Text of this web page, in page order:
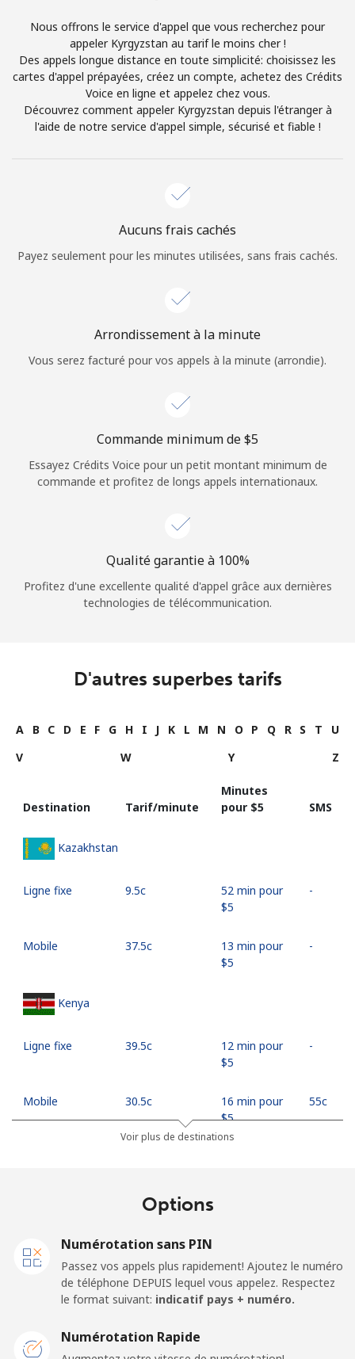
Bonjour!
Identifiez-vous ouINSCRIVEZ-VOUS →
Rappel du mot de passe →
Login
Nous offrons le service d'appel que vous recherchez pour
appeler Kyrgyzstan au tarif le moins cher !
Des appels longue distance en toute simplicité: choisissez les
cartes d'appel prépayées, créez un compte, achetez des Crédits
Voice en ligne et appelez chez vous.
Découvrez comment appeler Kyrgyzstan depuis l'étranger à
l'aide de notre service d'appel simple, sécurisé et fiable !
Aucuns frais cachés
Payez seulement pour les minutes utilisées, sans frais cachés.
Arrondissement à la minute
Vous serez facturé pour vos appels à la minute (arrondie).
Commande minimum de ⁦$5⁩
Essayez Crédits Voice pour un petit montant minimum de
commande et profitez de longs appels internationaux.
Qualité garantie à 100%
Profitez d'une excellente qualité d'appel grâce aux dernières
technologies de télécommunication.
D'autres superbes tarifs
A B C D E F G H I J K L M N O P Q R S T
U
V
W Y Z
Destination Tarif/minute
Minutes
pour ⁦$5⁩
SMS
Kazakhstan
Ligne fixe ⁦9.5c⁩
52 min pour
⁦$5⁩
-
Mobile ⁦37.5c⁩
13 min pour
⁦$5⁩
-
Kenya
Ligne fixe ⁦39.5c⁩
12 min pour
⁦$5⁩
-
Mobile ⁦30.5c⁩
16 min pour
⁦$5⁩
⁦55c⁩
All country
⁦$5⁩
Voir plus de destinations
Options
Numérotation sans PIN
Passez vos appels plus rapidement! Ajoutez le numéro
de téléphone DEPUIS lequel vous appelez. Respectez
le format suivant: indicatif pays + numéro.
Numérotation Rapide